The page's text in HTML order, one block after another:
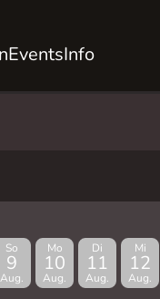
EventsInfo
So
9
Aug.
Mo
10
Aug.
Di
11
Aug.
Mi
12
Aug.